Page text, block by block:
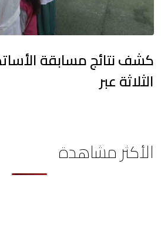
الثلاثة عبر
الأكثر مشاهدة